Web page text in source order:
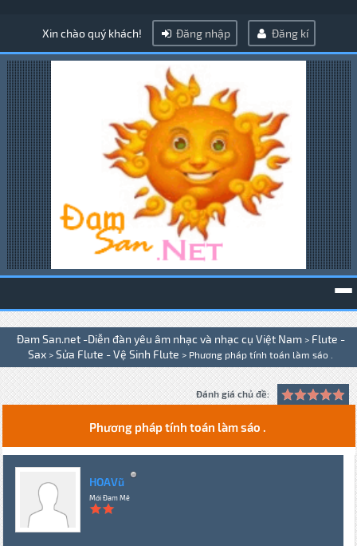
Xin chào quý khách! Đăng nhập Đăng kí
Đam San.net -Diễn đàn yêu âm nhạc và nhạc cụ Việt Nam > Flute -
Sax > Sửa Flute - Vệ Sinh Flute > Phương pháp tính toán làm sáo .
Đánh giá chủ đề:
Phương pháp tính toán làm sáo .
HOAVũ
Mới Đam Mê